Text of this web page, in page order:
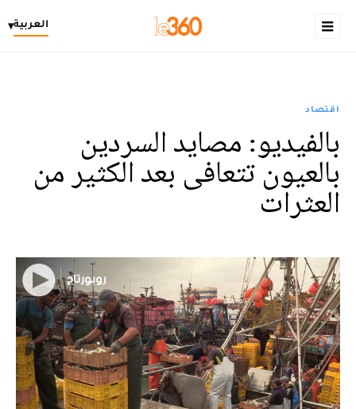
العربية▾
اقتصاد
بالفيديو: مصايد السردين
بالعيون تتعافى بعد الكثير من
العثرات